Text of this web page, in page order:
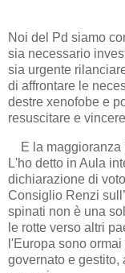
Noi del Pd siamo
sia necessario
sia urgente
di affrontare le
destre xenofobe e
resuscitare e
E la maggioranza
L'ho detto in Aula
dichiarazione di
Consiglio Renzi
spinati non è una
le rotte verso altri
l'Europa sono
governato e gestito,